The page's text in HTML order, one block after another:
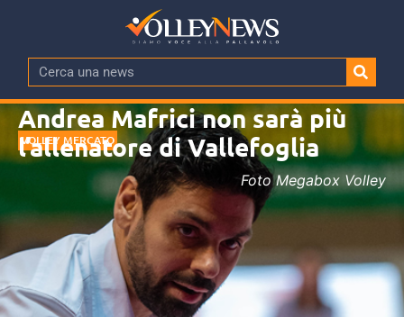
VOLLEY MERCATO
Andrea Mafrici non sarà più
l’allenatore di Vallefoglia
Foto Megabox Volley